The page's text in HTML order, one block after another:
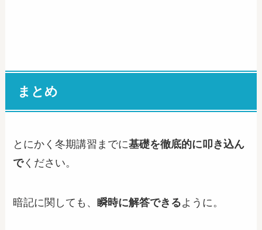
まとめ
とにかく冬期講習までに基礎を徹底的に叩き込ん
でください。
暗記に関しても、瞬時に解答できるように。